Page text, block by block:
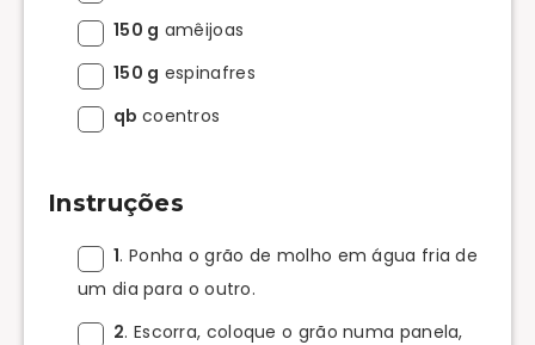
150 g amêijoas
150 g espinafres
qb coentros
Instruções
1. Ponha o grão de molho em água fria de
um dia para o outro.
2. Escorra, coloque o grão numa panela,